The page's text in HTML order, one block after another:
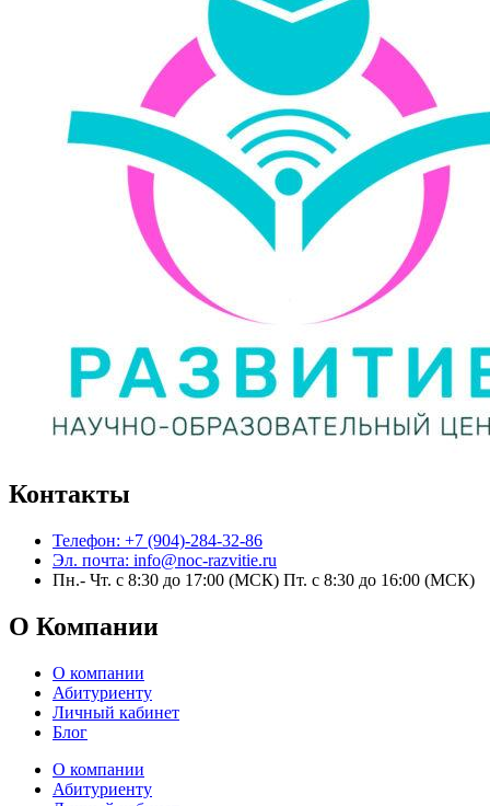
Контакты
Телефон: +7 (904)-284-32-86
Эл. почта: info@noc-razvitie.ru
Пн.- Чт. с 8:30 до 17:00 (МСК) Пт. с 8:30 до 16:00 (МСК)
О Компании
О компании
Абитуриенту
Личный кабинет
Блог
О компании
Абитуриенту